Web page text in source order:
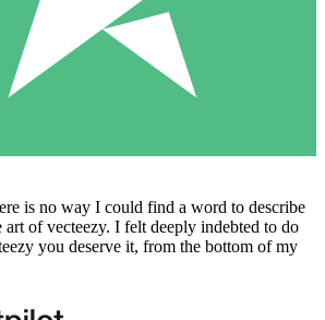
is no way I could find a word to describe
art of vecteezy. I felt deeply indebted to do
you deserve it, from the bottom of my